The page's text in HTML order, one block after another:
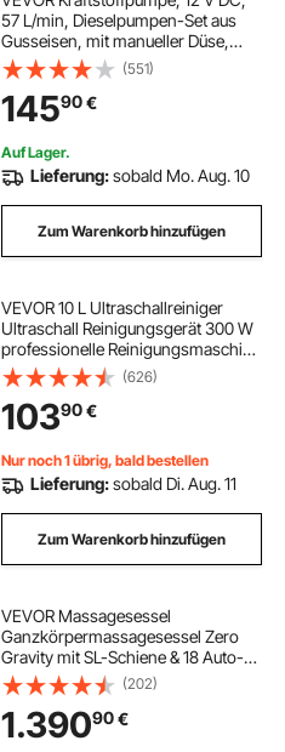
57 L/min, Dieselpumpen-Set aus
Gusseisen, mit manueller Düse,
Förderschlauch,
Überhitzungsschutz, Stromkabel,
explosionsgeschützt, für Benzin,
Diesel & Kerosin
(551)
14590€
Auf Lager.
Lieferung:sobald Mo. Aug. 10
Zum Warenkorb hinzufügen
VEVOR 10 L Ultraschallreiniger
Ultraschall Reinigungsgerät 300 W
professionelle Reinigungsmaschine
mit Timer und Heizung, 40kHz
Ultraschallreiniger mit Korb für
Waffenteile Kugeln Militärbedarf
(626)
10390€
Nur noch 1 übrig, bald bestellen
Lieferung:sobald Di. Aug. 11
Zum Warenkorb hinzufügen
VEVOR Massagesessel
Ganzkörpermassagesessel Zero
Gravity mit SL-Schiene & 18 Auto-
Modi, Relaxsessel mit Heizung &
einziehbarem Pedal & 36 Airbags &
Fußrolle & LCD-Bildschirm,
Massagestuhl 3D-Massage
(202)
1.39090€